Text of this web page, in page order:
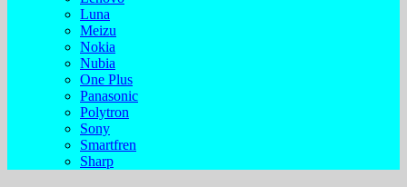
Luna
Meizu
Nokia
Nubia
One Plus
Panasonic
Polytron
Sony
Smartfren
Sharp